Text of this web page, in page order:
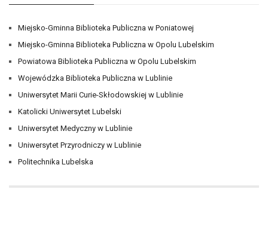
Miejsko-Gminna Biblioteka Publiczna w Poniatowej
Miejsko-Gminna Biblioteka Publiczna w Opolu Lubelskim
Powiatowa Biblioteka Publiczna w Opolu Lubelskim
Wojewódzka Biblioteka Publiczna w Lublinie
Uniwersytet Marii Curie-Skłodowskiej w Lublinie
Katolicki Uniwersytet Lubelski
Uniwersytet Medyczny w Lublinie
Uniwersytet Przyrodniczy w Lublinie
Politechnika Lubelska